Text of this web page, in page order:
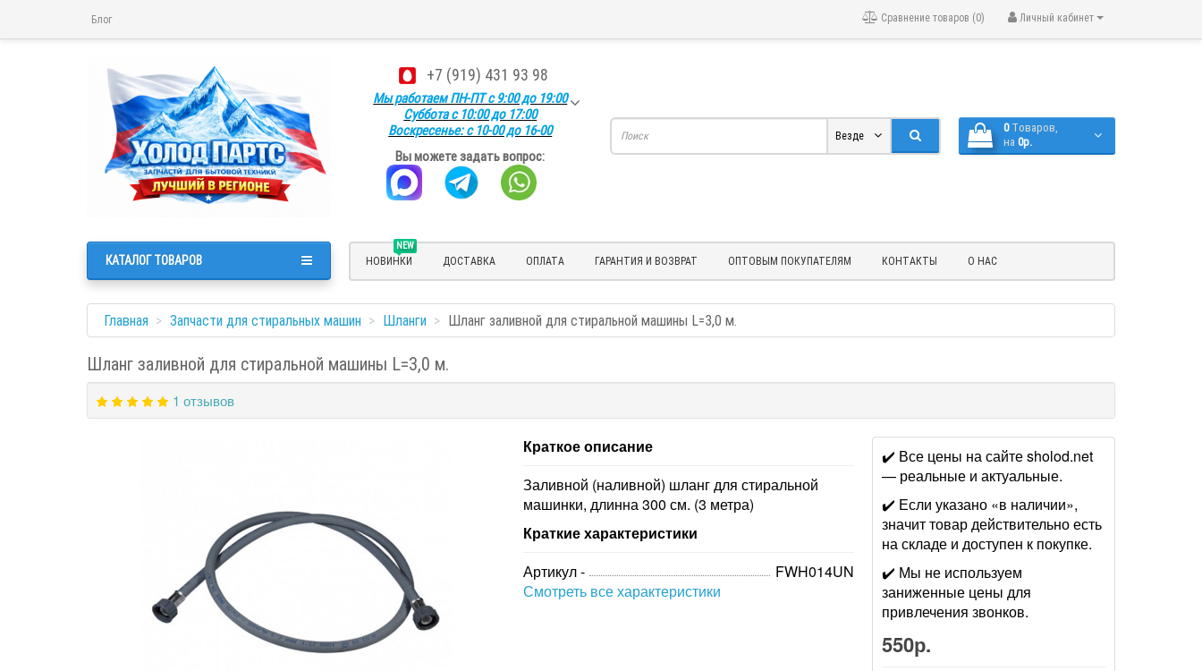
Блог Личный кабинет
Сравнение товаров (0)
+7 (919) 431 93 98
Мы работаем ПН-ПТ с 9:00 до 19:00
Суббота с 10:00 до 17:00
Воскресенье: с 10-00 до 16-00
Вы можете задать вопрос:
0 Tоваров,
на 0р.
Везде
NEW
НОВИНКИ ДОСТАВКА ОПЛАТА ГАРАНТИЯ И ВОЗВРАТ ОПТОВЫМ ПОКУПАТЕЛЯМ КОНТАКТЫ О НАС
КАТАЛОГ ТОВАРОВ
Главная Запчасти для стиральных машин Шланги Шланг заливной для стиральной машины L=3,0 м.
Шланг заливной для стиральной машины L=3,0 м.
1 отзывов
Краткое описание
Заливной (наливной) шланг для стиральной
машинки, длинна 300 см. (3 метра)
Краткие характеристики
Артикул -
FWH014UN
Смотреть все характеристики
✔️ Все цены на сайте sholod.net
— реальные и актуальные.
✔️ Если указано «в наличии»,
значит товар действительно есть
на складе и доступен к покупке.
✔️ Мы не используем
заниженные цены для
привлечения звонков.
550р.